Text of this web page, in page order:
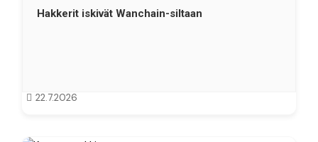
Hakkerit iskivät Wanchain-siltaan
22.7.2026